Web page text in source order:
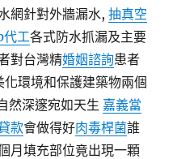
網針對外牆漏水,抽真空
工各式防水抓漏及主要
對台灣精婚姻諮詢患者
環境和保護建築物兩個
然深邃宛如天生 嘉義當
款會做得好肉毒桿菌誰
月填充部位竟出現一顆